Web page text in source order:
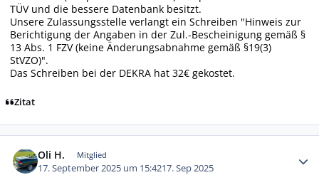
TÜV und die bessere Datenbank besitzt.
Unsere Zulassungsstelle verlangt ein Schreiben "Hinweis zur
Berichtigung der Angaben in der Zul.-Bescheinigung gemäß §
13 Abs. 1 FZV (keine Änderungsabnahme gemäß §19(3)
StVZO)".
Das Schreiben bei der DEKRA hat 32€ gekostet.
Zitat
Oli H. Mitglied
17. September 2025 um 15:4217. Sep 2025